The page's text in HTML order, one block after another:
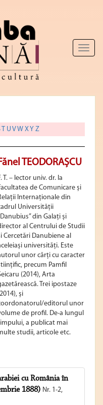
Toggle
T U VW X Y Z
TEODORAȘCU
T. – lector univ. dr. la
de Comunicare și
Internaționale din
Universității
din Galați și
al Centrului de Studii
Cercetări Danubiene al
universități. Este
unor cărți cu caracter
precum Pamfil
(2014), Arta
Trei ipostaze
și
editorul unor
de profil. De-a lungul
a publicat mai
studii, articole etc.
cu România în
1888) Nr. 1-2,